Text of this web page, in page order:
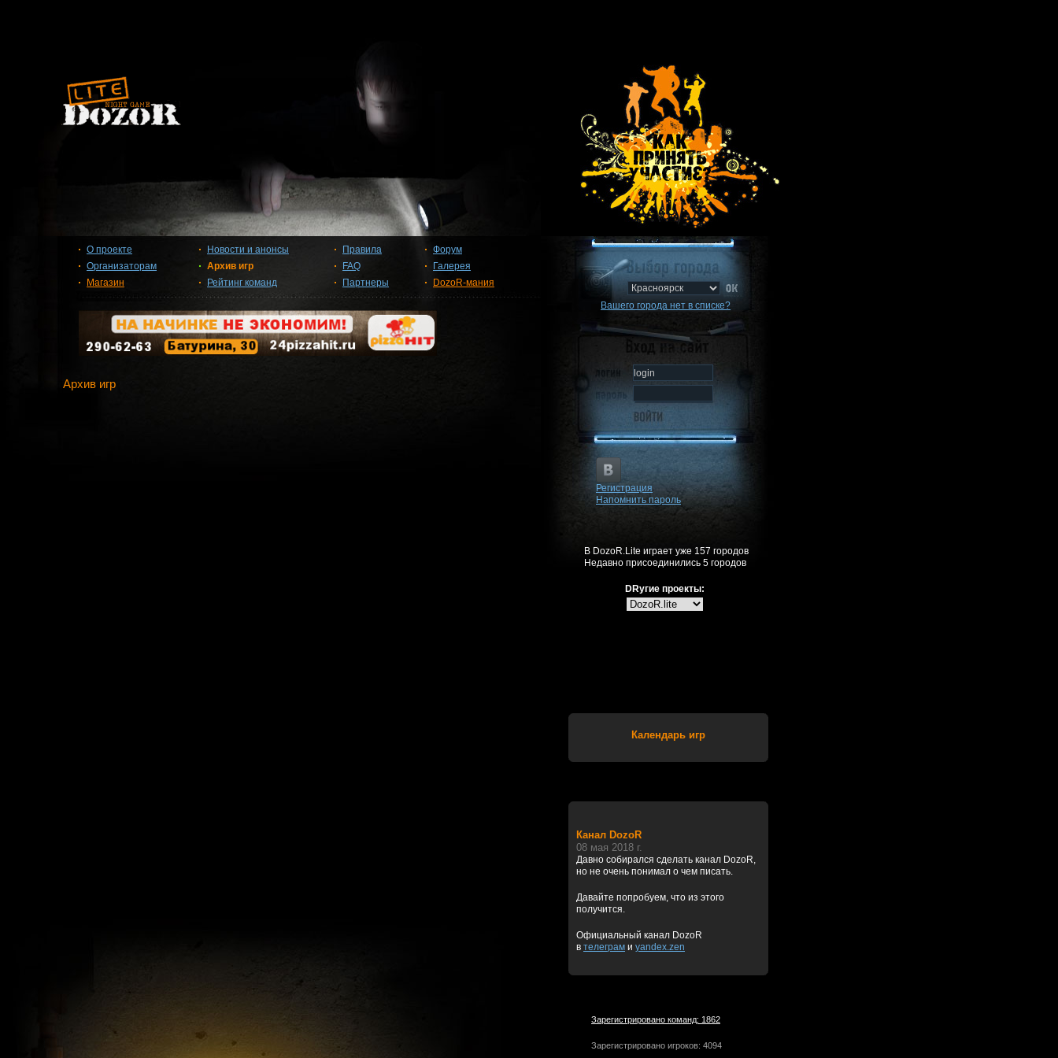
О проекте
Организаторам
Магазин
Новости и анонсы
Архив игр
Рейтинг команд
Правила
FAQ
Партнеры
Форум
Галерея
DozoR-мания
Архив игр
Вашего города нет в списке?
Регистрация
Напомнить пароль
В DozoR.Lite играет уже 157 городов
Недавно присоединились 5 городов
DRугие проекты:
Календарь игр
Канал DozoR
08 мая 2018 г.
Давно собирался сделать канал DozoR,
но не очень понимал о чем писать.
Давайте попробуем, что из этого
получится.
Официальный канал DozoR
в телеграм и yandex.zen
Зарегистрировано команд: 1862
Зарегистрировано игроков: 4094